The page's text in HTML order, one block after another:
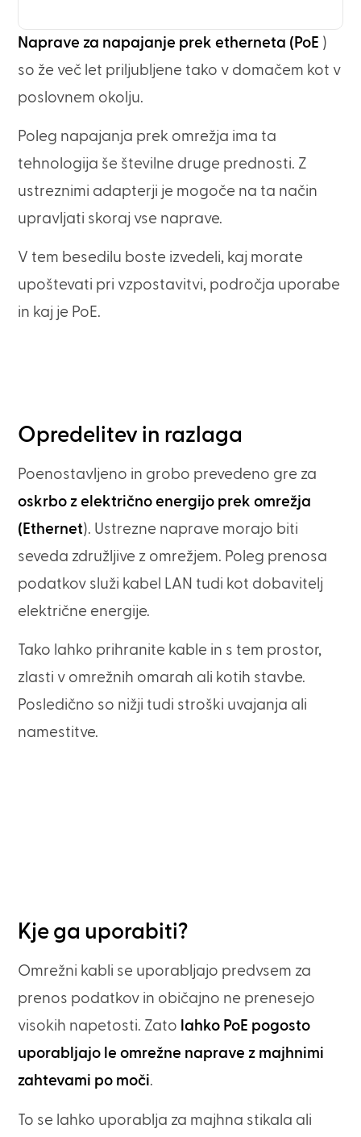
Naprave za napajanje prek etherneta (PoE )
so že več let priljubljene tako v domačem kot v
poslovnem okolju.
Poleg napajanja prek omrežja ima ta
tehnologija še številne druge prednosti. Z
ustreznimi adapterji je mogoče na ta način
upravljati skoraj vse naprave.
V tem besedilu boste izvedeli, kaj morate
upoštevati pri vzpostavitvi, področja uporabe
in kaj je PoE.
Opredelitev in razlaga
Poenostavljeno in grobo prevedeno gre za
oskrbo z električno energijo prek omrežja
(Ethernet). Ustrezne naprave morajo biti
seveda združljive z omrežjem. Poleg prenosa
podatkov služi kabel LAN tudi kot dobavitelj
električne energije.
Tako lahko prihranite kable in s tem prostor,
zlasti v omrežnih omarah ali kotih stavbe.
Posledično so nižji tudi stroški uvajanja ali
namestitve.
Kje ga uporabiti?
Omrežni kabli se uporabljajo predvsem za
prenos podatkov in običajno ne prenesejo
visokih napetosti. Zato lahko PoE pogosto
uporabljajo le omrežne naprave z majhnimi
zahtevami po moči.
To se lahko uporablja za majhna stikala ali